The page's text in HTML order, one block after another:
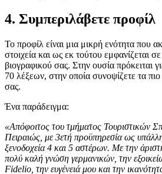
4. Συμπεριλάβετε προφίλ
Το προφίλ είναι μια μικρή ενότητα που
στοιχεία και ως εκ τούτου εμφανίζεται
βιογραφικού σας. Στην ουσία πρόκειται
70 λέξεων, στην οποία συνοψίζετε τα
σας.
Ένα παράδειγμα:
«Απόφοιτος του τμήματος Τουριστικών
Πειραιώς, με 3ετή προϋπηρεσία ως
ξενοδοχεία 4 και 5 αστέρων. Με την
πολύ καλή γνώση γερμανικών, την
Fidelio, την ευγένειά μου και την